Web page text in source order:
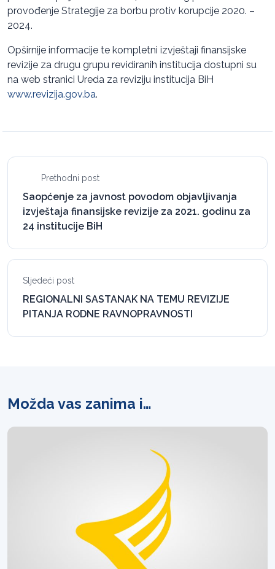
provođenje Strategije za borbu protiv korupcije 2020. –
2024.
Opširnije informacije te kompletni izvještaji finansijske
revizije za drugu grupu revidiranih institucija dostupni su
na web stranici Ureda za reviziju institucija BiH
www.revizija.gov.ba.
Prethodni post
Saopćenje za javnost povodom objavljivanja
izvještaja finansijske revizije za 2021. godinu za
24 institucije BiH
Sljedeći post
REGIONALNI SASTANAK NA TEMU REVIZIJE
PITANJA RODNE RAVNOPRAVNOSTI
Možda vas zanima i…